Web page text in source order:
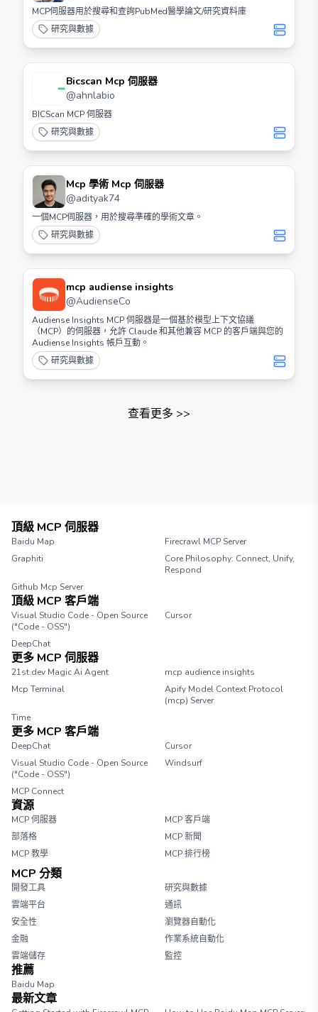
MCP伺服器用於搜尋和查詢PubMed醫學論文/研究資料庫
研究與數據
Bicscan Mcp 伺服器
@ahnlabio
BICScan MCP 伺服器
研究與數據
Mcp 學術 Mcp 伺服器
@adityak74
一個MCP伺服器，用於搜尋準確的學術文章。
研究與數據
mcp audiense insights
@AudienseCo
Audiense Insights MCP 伺服器是一個基於模型上下文協議
（MCP）的伺服器，允許 Claude 和其他兼容 MCP 的客戶端與您的
Audiense Insights 帳戶互動。
研究與數據
查看更多 >>
頂級 MCP 伺服器
Baidu Map
Firecrawl MCP Server
Graphiti
Core Philosophy: Connect, Unify,
Respond
Github Mcp Server
頂級 MCP 客戶端
Visual Studio Code - Open Source
("Code - OSS")
Cursor
DeepChat
更多 MCP 伺服器
21st.dev Magic Ai Agent
mcp audience insights
Mcp Terminal
Apify Model Context Protocol
(mcp) Server
Time
更多 MCP 客戶端
DeepChat
Cursor
Visual Studio Code - Open Source
("Code - OSS")
Windsurf
MCP Connect
資源
MCP 伺服器
MCP 客戶端
部落格
MCP 新聞
MCP 教學
MCP 排行榜
MCP 分類
開發工具
研究與數據
雲端平台
通訊
安全性
瀏覽器自動化
金融
作業系統自動化
雲端儲存
監控
推薦
Baidu Map
最新文章